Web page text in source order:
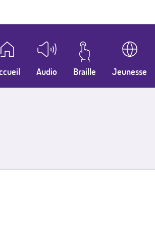
Audio Braille Jeunesse